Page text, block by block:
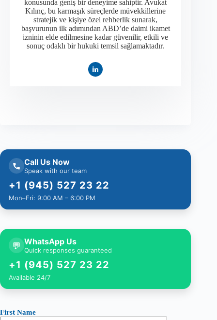
konusunda geniş bir deneyime sahiptir. Avukat
Kılınç, bu karmaşık süreçlerde müvekkillerine
stratejik ve kişiye özel rehberlik sunarak,
başvurunun ilk adımından ABD’de daimi ikamet
izninin elde edilmesine kadar güvenilir, etkili ve
sonuç odaklı bir hukuki temsil sağlamaktadır.
Call Us Now
Speak with our team
+1 (945) 527 23 22
Mon–Fri: 9:00 AM – 6:00 PM
💬 WhatsApp Us
Quick responses guaranteed
+1 (945) 527 23 22
Available 24/7
First Name